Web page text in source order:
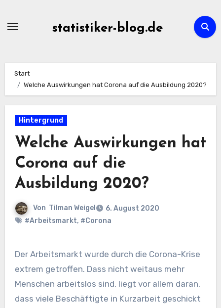
statistiker-blog.de
Start
Welche Auswirkungen hat Corona auf die Ausbildung 2020?
Hintergrund
Welche Auswirkungen hat
Corona auf die
Ausbildung 2020?
Von Tilman Weigel
6. August 2020
#Arbeitsmarkt, #Corona
Der Arbeitsmarkt wurde durch die Corona-Krise
extrem getroffen. Dass nicht weitaus mehr
Menschen arbeitslos sind, liegt vor allem daran,
dass viele Beschäftigte in Kurzarbeit geschickt